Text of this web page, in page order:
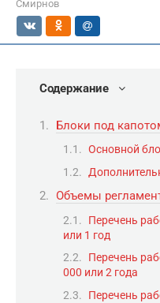
Смирнов
Содержание
Блоки под
Основной
Объемы
Перечень
или 1 год
Перечень
000 или 2 года
Перечень